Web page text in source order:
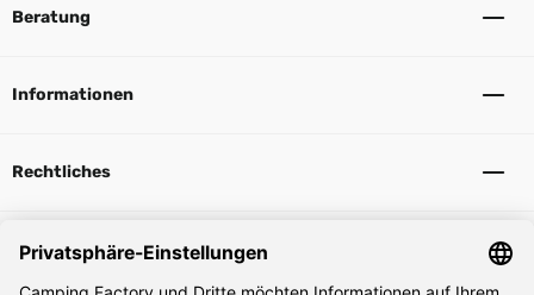
Beratung
Informationen
Rechtliches